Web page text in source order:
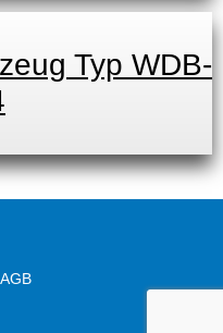
Typ WDB-
AGB